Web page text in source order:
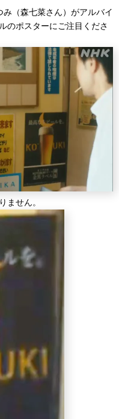
（森七菜さん）がアルバイ
のポスターにご注目くださ
ません。